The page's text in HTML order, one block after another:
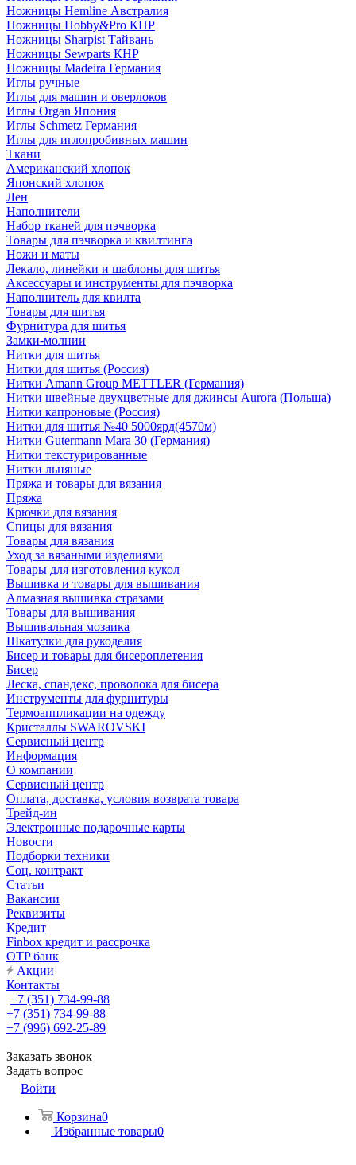
Ножницы Hemline Австралия
Ножницы Hobby&Pro КНР
Ножницы Sharpist Тайвань
Ножницы Sewparts КНР
Ножницы Madeira Германия
Иглы ручные
Иглы для машин и оверлоков
Иглы Organ Япония
Иглы Schmetz Германия
Иглы для иглопробивных машин
Ткани
Американский хлопок
Японский хлопок
Лен
Наполнители
Набор тканей для пэчворка
Товары для пэчворка и квилтинга
Ножи и маты
Лекало, линейки и шаблоны для шитья
Аксессуары и инструменты для пэчворка
Наполнитель для квилта
Товары для шитья
Фурнитура для шитья
Замки-молнии
Нитки для шитья
Нитки для шитья (Россия)
Нитки Amann Group METTLER (Германия)
Нитки швейные двухцветные для джинсы Aurora (Польша)
Нитки капроновые (Россия)
Нитки для шитья №40 5000ярд(4570м)
Нитки Gutermann Mara 30 (Германия)
Нитки текстурированные
Нитки льняные
Пряжа и товары для вязания
Пряжа
Крючки для вязания
Спицы для вязания
Товары для вязания
Уход за вязаными изделиями
Товары для изготовления кукол
Вышивка и товары для вышивания
Алмазная вышивка стразами
Товары для вышивания
Вышивальная мозаика
Шкатулки для рукоделия
Бисер и товары для бисероплетения
Бисер
Леска, спандекс, проволока для бисера
Инструменты для фурнитуры
Термоаппликации на одежду
Кристаллы SWAROVSKI
Сервисный центр
Информация
О компании
Сервисный центр
Оплата, доставка, условия возврата товара
Трейд-ин
Электронные подарочные карты
Новости
Подборки техники
Соц. контракт
Статьи
Вакансии
Реквизиты
Кредит
Finbox кредит и рассрочка
OTP банк
Акции
Контакты
+7 (351) 734-99-88
+7 (351) 734-99-88
+7 (996) 692-25-89
Заказать звонок
Задать вопрос
Войти
Корзина0
Избранные товары0